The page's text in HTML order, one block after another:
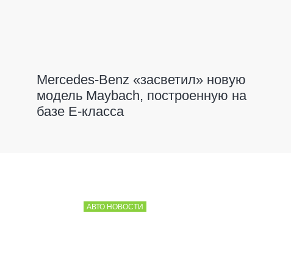
Mercedes-Benz «засветил» новую
модель Maybach, построенную на
базе Е-класса
АВТО НОВОСТИ